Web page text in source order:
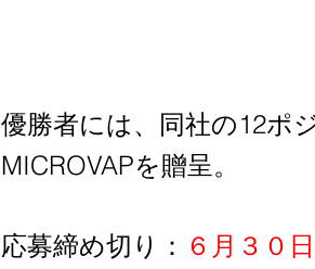
優勝者には、同社の12ポ
MICROVAPを贈呈。
応募締め切り： ６月３０